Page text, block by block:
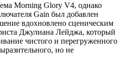
Morning Glory V4, однако
Gain был добавлен
вдохновлено сценическим
Джулиана Лейджа, который
чистого и перегруженного
но не